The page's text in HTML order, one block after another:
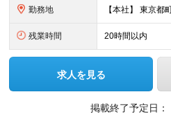
勤務地
残業時間 20時間以内
求人を見る
掲載終了予定日：